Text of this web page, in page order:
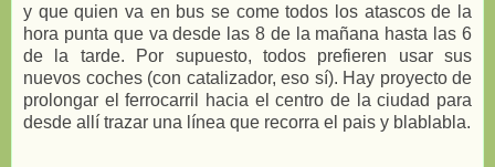
y que quien va en bus se come todos los atascos de la
hora punta que va desde las 8 de la mañana hasta las 6
de la tarde. Por supuesto, todos prefieren usar sus
nuevos coches (con catalizador, eso sí). Hay proyecto de
prolongar el ferrocarril hacia el centro de la ciudad para
desde allí trazar una línea que recorra el pais y blablabla.